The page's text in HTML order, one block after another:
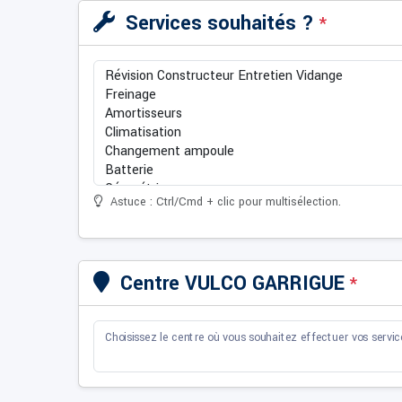
Services souhaités ? *
Astuce : Ctrl/Cmd + clic pour multisélection.
Centre VULCO GARRIGUE *
Choisissez le centre où vous souhaitez effectuer vos